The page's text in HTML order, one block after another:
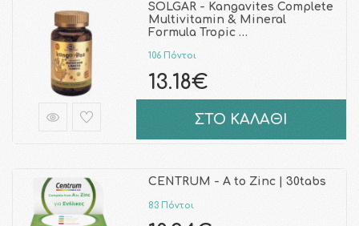
SOLGAR - Kangavites Complete
Multivitamin & Mineral
Formula Tropic …
106 Πόντοι
13.18€
ΣΤΟ ΚΑΛΑΘΙ
CENTRUM - A to Zinc | 30tabs
83 Πόντοι